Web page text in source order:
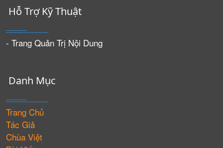
Hỗ Trợ Kỹ Thuật
- Trang Quản Trị Nội Dung
Danh Mục
Trang Chủ
Tác Giả
Chùa Việt